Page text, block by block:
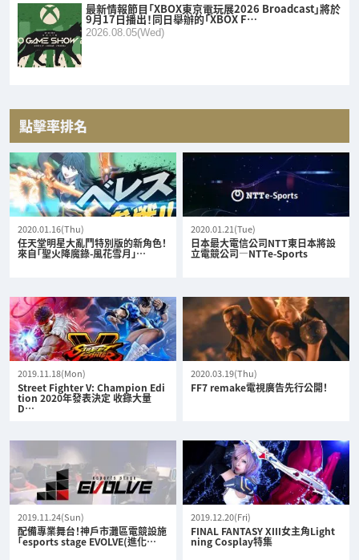
最新情報節目「XBOX東京電玩展2026 Broadcast」將於
9月17日播出！同日舉辦的「XBOX F…
2026.08.05(Wed)
點擊率排名
2020.01.16(Thu)
任天堂明星大亂鬥特別版的新角色！
來自「聖火降魔錄-風花雪月」…
2020.01.21(Tue)
日本最大電信公司NTT東日本將設
立電競公司—NTTe-Sports
2019.11.18(Mon)
Street Fighter V: Champion Edi
tion 2020年發表決定 收錄大量
D…
2020.03.19(Thu)
FF7 remake電視廣告先行公開！
2019.11.24(Sun)
配備專業舞台！神戶市灘區電競設施
「esports stage EVOLVE(進化…
2019.12.20(Fri)
FINAL FANTASY XIII女主角Light
ning Cosplay特集